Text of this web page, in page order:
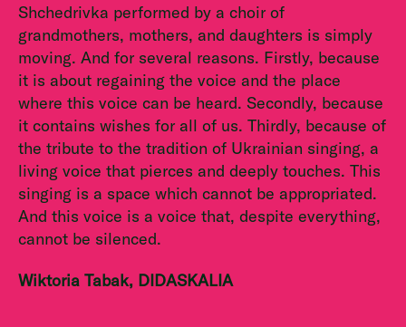
Shchedrivka performed by a choir of
grandmothers, mothers, and daughters is simply
moving. And for several reasons. Firstly, because
it is about regaining the voice and the place
where this voice can be heard. Secondly, because
it contains wishes for all of us. Thirdly, because of
the tribute to the tradition of Ukrainian singing, a
living voice that pierces and deeply touches. This
singing is a space which cannot be appropriated.
And this voice is a voice that, despite everything,
cannot be silenced.
Wiktoria Tabak, DIDASKALIA